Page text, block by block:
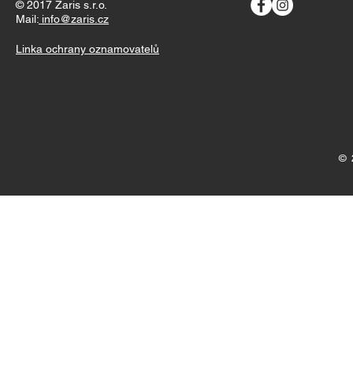
© 2017 Zaris s.r.o.
Mail: info@zaris.cz
Linka ochrany oznamovatelů
©